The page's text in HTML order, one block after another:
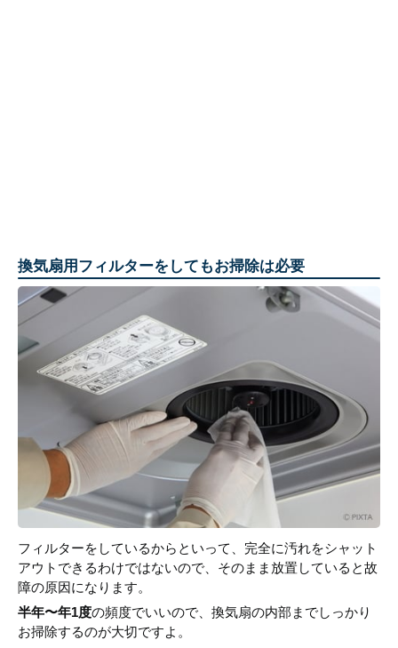
換気扇用フィルターをしてもお掃除は必要
フィルターをしているからといって、完全に汚れをシャット
アウトできるわけではないので、そのまま放置していると故
障の原因になります。
半年〜年1度の頻度でいいので、換気扇の内部までしっかり
お掃除するのが大切ですよ。